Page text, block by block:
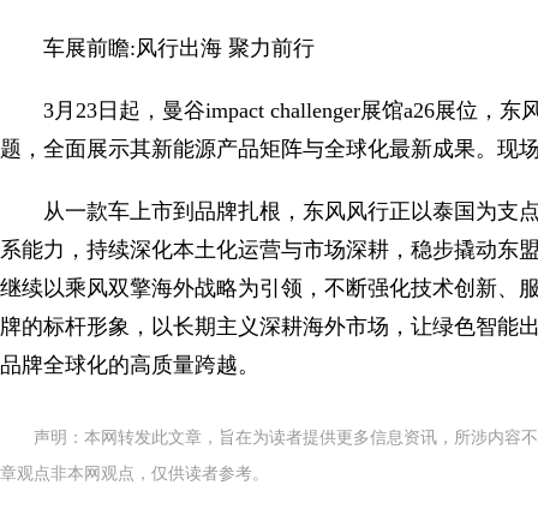
车展前瞻:风行出海 聚力前行
3月23日起，曼谷impact challenger展馆a26展位，
题，全面展示其新能源产品矩阵与全球化最新成果。现
从一款车上市到品牌扎根，东风风行正以泰国为支
系能力，持续深化本土化运营与市场深耕，稳步撬动东
继续以乘风双擎海外战略为引领，不断强化技术创新、
牌的标杆形象，以长期主义深耕海外市场，让绿色智能
品牌全球化的高质量跨越。
声明：本网转发此文章，旨在为读者提供更多信息资讯，所涉内容
章观点非本网观点，仅供读者参考。